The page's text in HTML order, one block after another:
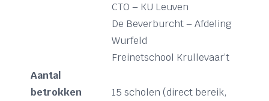
CTO – KU Leuven
De Beverburcht – Afdeling
Wurfeld
Freinetschool Krullevaar’t
Aantal
betrokken
15 scholen (direct bereik,